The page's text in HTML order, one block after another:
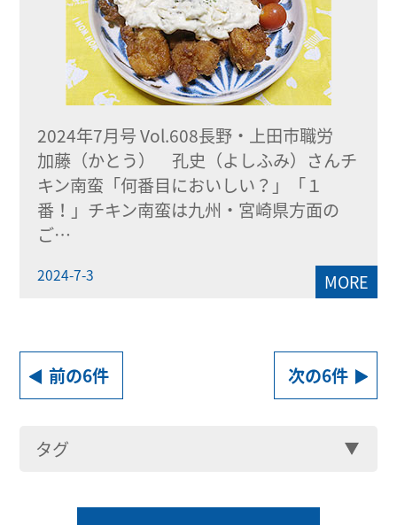
2024年7月号 Vol.608長野・上田市職労
加藤（かとう） 孔史（よしふみ）さんチ
キン南蛮「何番目においしい？」「１
番！」チキン南蛮は九州・宮崎県方面の
ご…
2024-7-3 MORE
前の6件 次の6件
タグ